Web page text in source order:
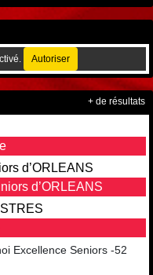
Autoriser
d’ORLEANS
d’ORLEANS
Excellence Seniors -52
+ de résultats